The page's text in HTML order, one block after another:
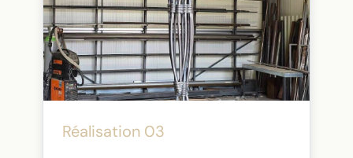
Réalisation 03